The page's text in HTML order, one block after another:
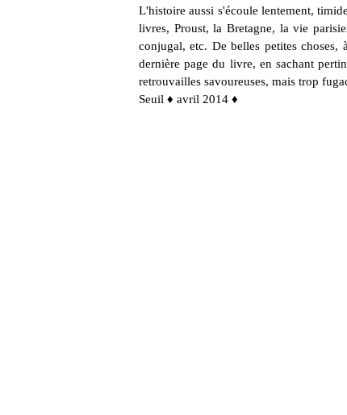
L'histoire aussi s'écoule lentement,
livres, Proust, la Bretagne, la vie
conjugal, etc. De belles petites choses,
dernière page du livre, en sachant
retrouvailles savoureuses, mais trop
Seuil ♦ avril 2014 ♦